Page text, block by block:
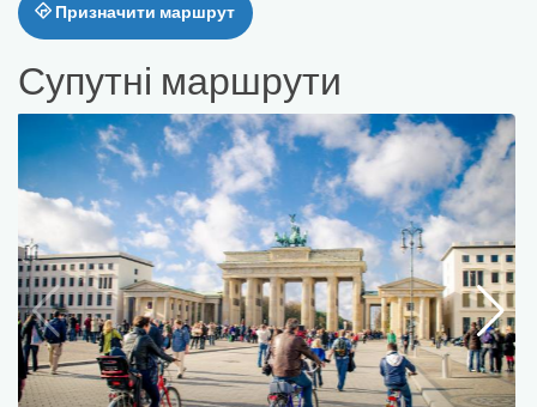
Призначити маршрут
Супутні маршрути